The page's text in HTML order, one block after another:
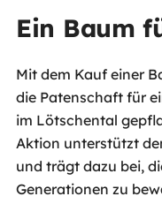
Ein Baum
Mit dem Kauf einer
die Patenschaft für
im Lötschental
Aktion unterstützt
und trägt dazu bei,
Generationen zu